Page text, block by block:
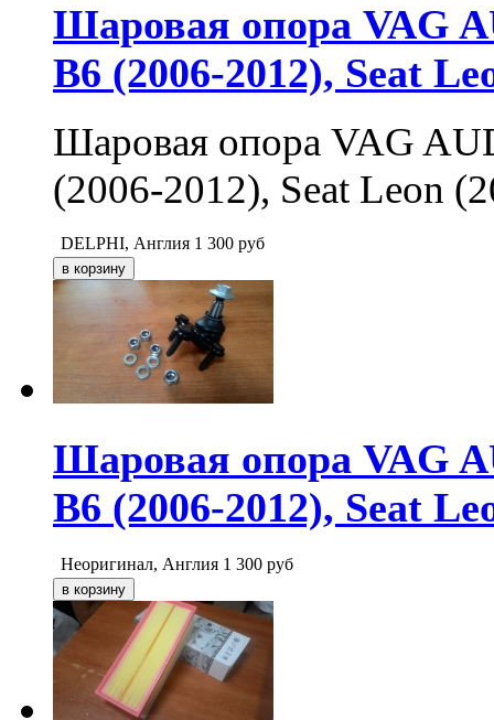
Шаровая опора VAG
B6 (2006-2012), Seat
Шаровая опора VAG
(2006-2012), Seat Leon
DELPHI, Англия 1 300 руб
Шаровая опора VAG
B6 (2006-2012), Seat
Неоригинал, Англия 1 300 руб